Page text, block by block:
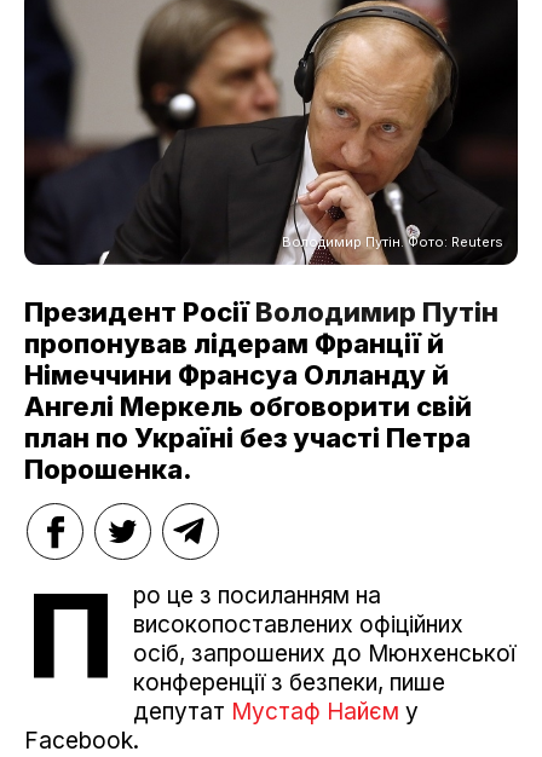
Володимир Путін. Фото: Reuters
Президент РосіїВолодимир Путін
пропонував лідерам Франції й
Німеччини Франсуа Олланду й
Ангелі Меркель обговорити свій
план по Україні без участі Петра
Порошенка.
П
ро це з посиланням на
високопоставлених офіційних
осіб, запрошених до Мюнхенської
конференції з безпеки, пише
депутат Мустаф Найєм у
Facebook.